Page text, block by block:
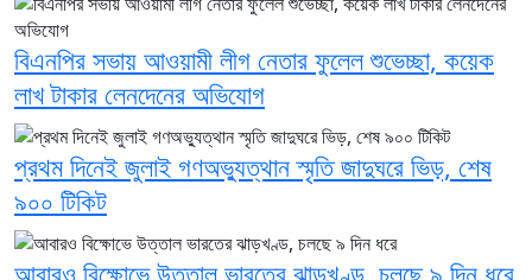
বিএনপির সভায় আওয়ামী লীগ নেতার ফুলেল শুভেচ্ছা, কয়েক
লাখ টাকার লেনদেনের অভিযোগ
প্রথম দিনেই জুলাই গণঅভ্যুত্থান স্মৃতি জাদুঘরে ভিড়, শেষ
৯০০ টিকিট